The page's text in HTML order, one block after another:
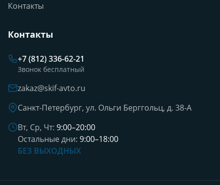
Контакты
Контакты
+7 (812) 336-62-21
Звонок бесплатный
zakaz@skif-avto.ru
Санкт-Петербург, ул. Ольги Берггольц, д. 38-А
Вт, Ср, Чт: 9:00–20:00
Остальные дни: 9:00–18:00
БЕЗ ВЫХОДНЫХ